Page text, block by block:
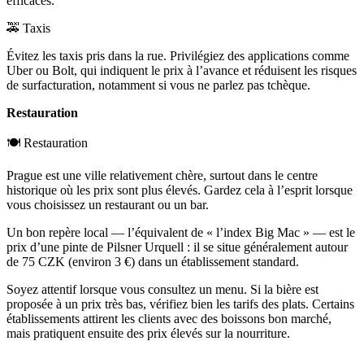
🚕 Taxis
Évitez les taxis pris dans la rue. Privilégiez des applications comme
Uber ou Bolt, qui indiquent le prix à l’avance et réduisent les risques
de surfacturation, notamment si vous ne parlez pas tchèque.
Restauration
🍽 Restauration
Prague est une ville relativement chère, surtout dans le centre
historique où les prix sont plus élevés. Gardez cela à l’esprit lorsque
vous choisissez un restaurant ou un bar.
Un bon repère local — l’équivalent de « l’index Big Mac » — est le
prix d’une pinte de Pilsner Urquell : il se situe généralement autour
de 75 CZK (environ 3 €) dans un établissement standard.
Soyez attentif lorsque vous consultez un menu. Si la bière est
proposée à un prix très bas, vérifiez bien les tarifs des plats. Certains
établissements attirent les clients avec des boissons bon marché,
mais pratiquent ensuite des prix élevés sur la nourriture.